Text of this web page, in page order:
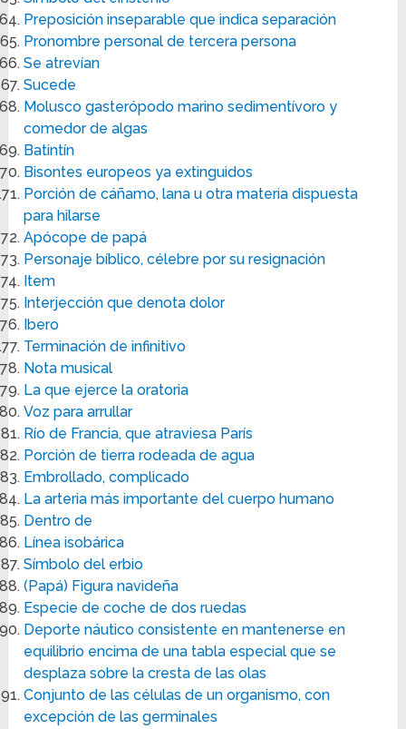
Preposición inseparable que indica separación
Pronombre personal de tercera persona
Se atrevían
Sucede
Molusco gasterópodo marino sedimentívoro y
comedor de algas
Batintín
Bisontes europeos ya extinguidos
Porción de cáñamo, lana u otra materia dispuesta
para hilarse
Apócope de papá
Personaje bíblico, célebre por su resignación
Item
Interjección que denota dolor
Ibero
Terminación de infinitivo
Nota musical
La que ejerce la oratoria
Voz para arrullar
Río de Francia, que atraviesa París
Porción de tierra rodeada de agua
Embrollado, complicado
La arteria más importante del cuerpo humano
Dentro de
Línea isobárica
Símbolo del erbio
(Papá) Figura navideña
Especie de coche de dos ruedas
Deporte náutico consistente en mantenerse en
equilibrio encima de una tabla especial que se
desplaza sobre la cresta de las olas
Conjunto de las células de un organismo, con
excepción de las germinales